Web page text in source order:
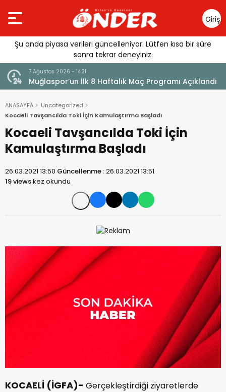
Giriş
Yap
Şu anda piyasa verileri güncelleniyor. Lütfen kısa bir süre
sonra tekrar deneyiniz.
7 Ağustos 2026 - 14:31
Muğlaspor’un İlk 8 Haftalık Maç Programı Açıklandı
ANASAYFA
Uncategorized
Kocaeli Tavşancılda Toki İçin Kamulaştırma Başladı
Kocaeli Tavşancılda Toki İçin
Kamulaştırma Başladı
26.03.2021 13:50 Güncellenme :26.03.2021 13:51
19 viewskez okundu
KOCAELİ (İGFA)- Gerçekleştirdiği ziyaretlerde